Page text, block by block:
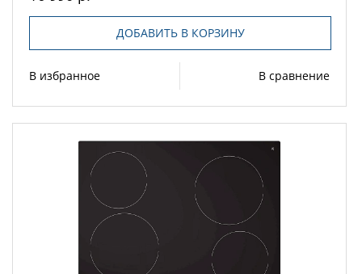
ДОБАВИТЬ В КОРЗИНУ
В избранное В сравнение